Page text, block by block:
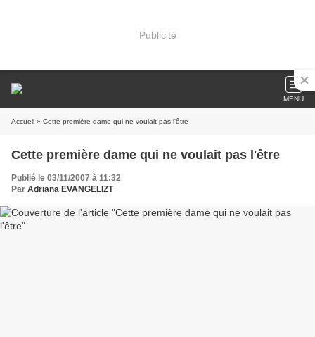
Publicité
MENU
Accueil » Cette première dame qui ne voulait pas l'être
Cette première dame qui ne voulait pas l'être
Publié le 03/11/2007 à 11:32
Par Adriana EVANGELIZT